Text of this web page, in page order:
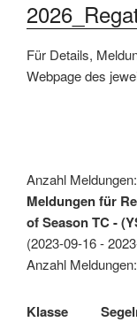
Für Details,
Webpage des
Anzahl
Meldungen für
of Season TC -
(2023-09-16 -
Anzahl
Klasse